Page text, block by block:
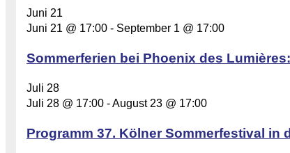
Juni 21
Juni 21 @ 17:00 - September 1 @ 17:00
Sommerferien bei Phoenix des
Juli 28
Juli 28 @ 17:00 -August 23 @ 17:00
Programm 37. Kölner Sommerfestival in